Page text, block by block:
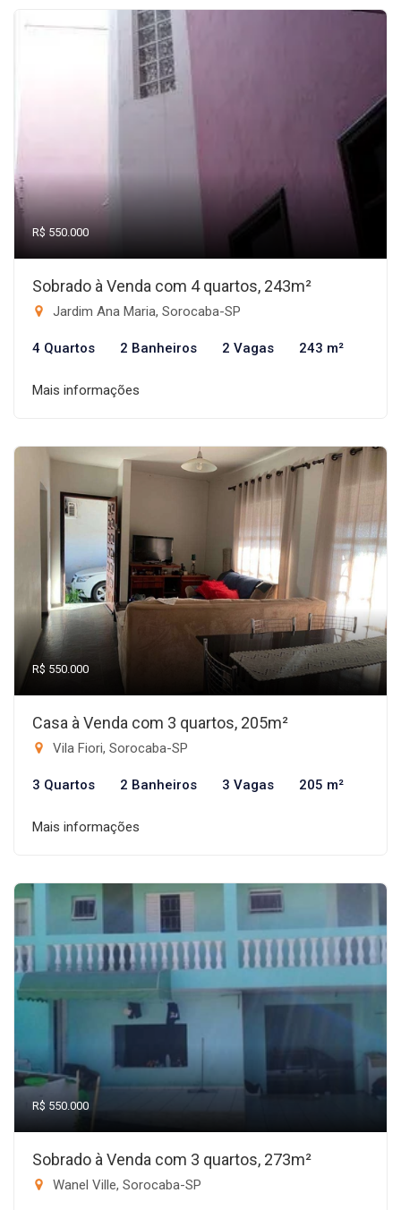
R$ 550.000
Sobrado à Venda com 4 quartos, 243m²
Jardim Ana Maria, Sorocaba-SP
4 Quartos 2 Banheiros 2 Vagas 243 m²
Mais informações
R$ 550.000
Casa à Venda com 3 quartos, 205m²
Vila Fiori, Sorocaba-SP
3 Quartos 2 Banheiros 3 Vagas 205 m²
Mais informações
R$ 550.000
Sobrado à Venda com 3 quartos, 273m²
Wanel Ville, Sorocaba-SP